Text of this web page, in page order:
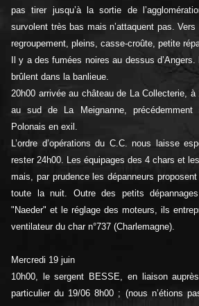
pas tirer jusqu’à la sortie de
survolent très bas mais n’attaquent pas.
regroupement, pleins, casse-croûte, petite
Il y a des fumées noires au dessus
brûlent dans la banlieue.
20h00 arrivée au château de La Collecterie, à
au sud de La Meignanne, précédemment
Polonais en exil.
L’ordre d’opérations du C.C. nous laisse
rester 24h00. Les équipages des 4 chars et
mais, par prudence les dépanneurs
toute la nuit. Outre des petits
"Naeder" et le réglage des moteurs, ils
ventilateur du char n°737 (Charlemagne).
Mercredi 19 juin
10h00, le sergent BESSE, en liaison
particulier du 19/06 8h00 ; (nous n’étions